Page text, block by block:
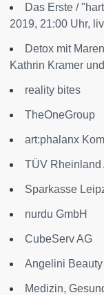
Das Erste /
2019, 21:00 Uhr,
Detox mit
Kathrin Kramer
reality bites
TheOneGroup
art:phalanx
TÜV Rheinland
Sparkasse
nurdu GmbH
CubeServ AG
Angelini Beauty
Medizin,